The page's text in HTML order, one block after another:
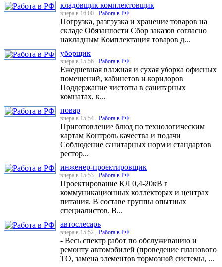
кладовщик комплектовщик
вчера в 16:00 - Работа в РФ
Погрузка, разгрузка и хранение товаров на
складе Обязанности Сбор заказов согласно
накладным Комплектация товаров д...
уборщик
вчера в 15:56 - Работа в РФ
Ежедневная влажная и сухая уборка офисных
помещений, кабинетов и коридоров
Поддержание чистоты в санитарных
комнатах, к...
повар
вчера в 15:54 - Работа в РФ
Приготовление блюд по технологическим
картам Контроль качества и подачи
Соблюдение санитарных норм и стандартов
рестор...
инженер-проектировщик
вчера в 15:53 - Работа в РФ
Проектирование КЛ 0,4-20кВ в
коммуникационных коллекторах и центрах
питания. В составе группы опытных
специалистов. В...
автослесарь
вчера в 15:52 - Работа в РФ
- Весь спектр работ по обслуживанию и
ремонту автомобилей (проведение планового
ТО, замена элементов тормозной системы, ...